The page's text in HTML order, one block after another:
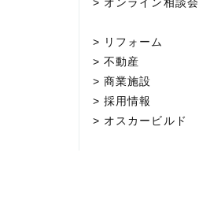
オンライン相談会
リフォーム
不動産
商業施設
採用情報
オスカービルド